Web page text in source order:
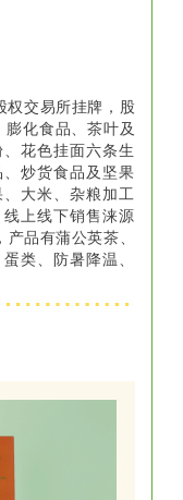
权交易所挂牌，股
化食品、茶叶及
花色挂面六条生
炒货食品及坚果
大米、杂粮加工
上线下销售涞源
品有蒲公英茶、
类、防暑降温、